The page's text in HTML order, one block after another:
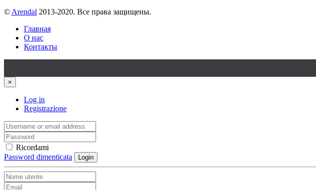
© Arendal 2013-2020. Все права защищены.
Главная
О нас
Контакты
×
Log in
Registrazione
Ricordami
Password dimenticata
Login